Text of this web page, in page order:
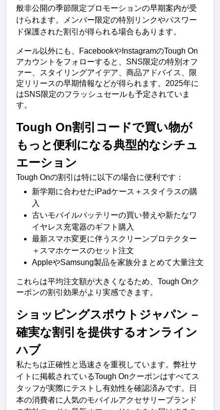
般非公開の季節限定プロモーションの早期案内が受
けられます。メンバー限定の特別リンクやパスワー
ド保護された割引が得られる場合もあります。
メール以外にも、FacebookやInstagramのTough On
アカウントをフォローすると、SNS限定の特別オフ
ァー、スタイリングアイデア、商品アドバイス、限
定リリースの早期情報などが得られます。2025年に
はSNS限定のフラッシュセールも予定されていま
す。
Tough On割引コードで買い物が
もっと便利になる典型的なシチュ
エーション
Tough Onの割引は特に以下の場合に便利です：
新学期に合わせたiPadケース＋スタイラスの購
入
古いモバイルバッテリーの買い替えや新たなワ
イヤレス充電器のギフト購入
最新スマホ変更に伴うスクリーンプロテクター
＋スマホケースのセット注文
AppleやSamsung製品を家族分まとめて大量注文
これらは平均注文額が大きくなるため、Tough Onク
ーポンの割引効果がより実感できます。
ショッピングスポウトジャパン –
確実な割引を提供するオンライン
ハブ
私たちは正確性と迅速さを重視しています。弊社サ
イトに掲載されているTough Onクーポンはすべてス
タッフが実際にテストし有効性を確認済みです。日
本の消費者に人気のモバイルアクセサリーブランド